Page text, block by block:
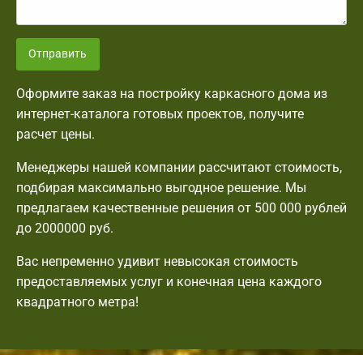
Отправить
Оформите заказ на постройку каркасного дома из
интернет-каталога готовых проектов, получите
расчет цены.
Менеджеры нашей компании рассчитают стоимость,
подбирая максимально выгодное решение. Мы
предлагаем качественные решения от 500 000 рублей
до 2000000 руб.
Вас непременно удивит невысокая стоимость
предоставляемых услуг и конечная цена каждого
квадратного метра!